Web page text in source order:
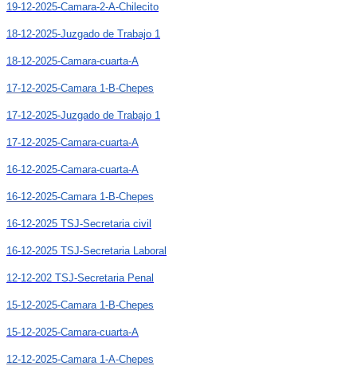
19-12-2025-Camara-2-A-Chilecito
18-12-2025-Juzgado de Trabajo 1
18-12-2025-Camara-cuarta-A
17-12-2025-Camara 1-B-Chepes
17-12-2025-Juzgado de Trabajo 1
17-12-2025-Camara-cuarta-A
16-12-2025-Camara-cuarta-A
16-12-2025-Camara 1-B-Chepes
16-12-2025 TSJ-Secretaria civil
16-12-2025 TSJ-Secretaria Laboral
12-12-202 TSJ-Secretaria Penal
15-12-2025-Camara 1-B-Chepes
15-12-2025-Camara-cuarta-A
12-12-2025-Camara 1-A-Chepes